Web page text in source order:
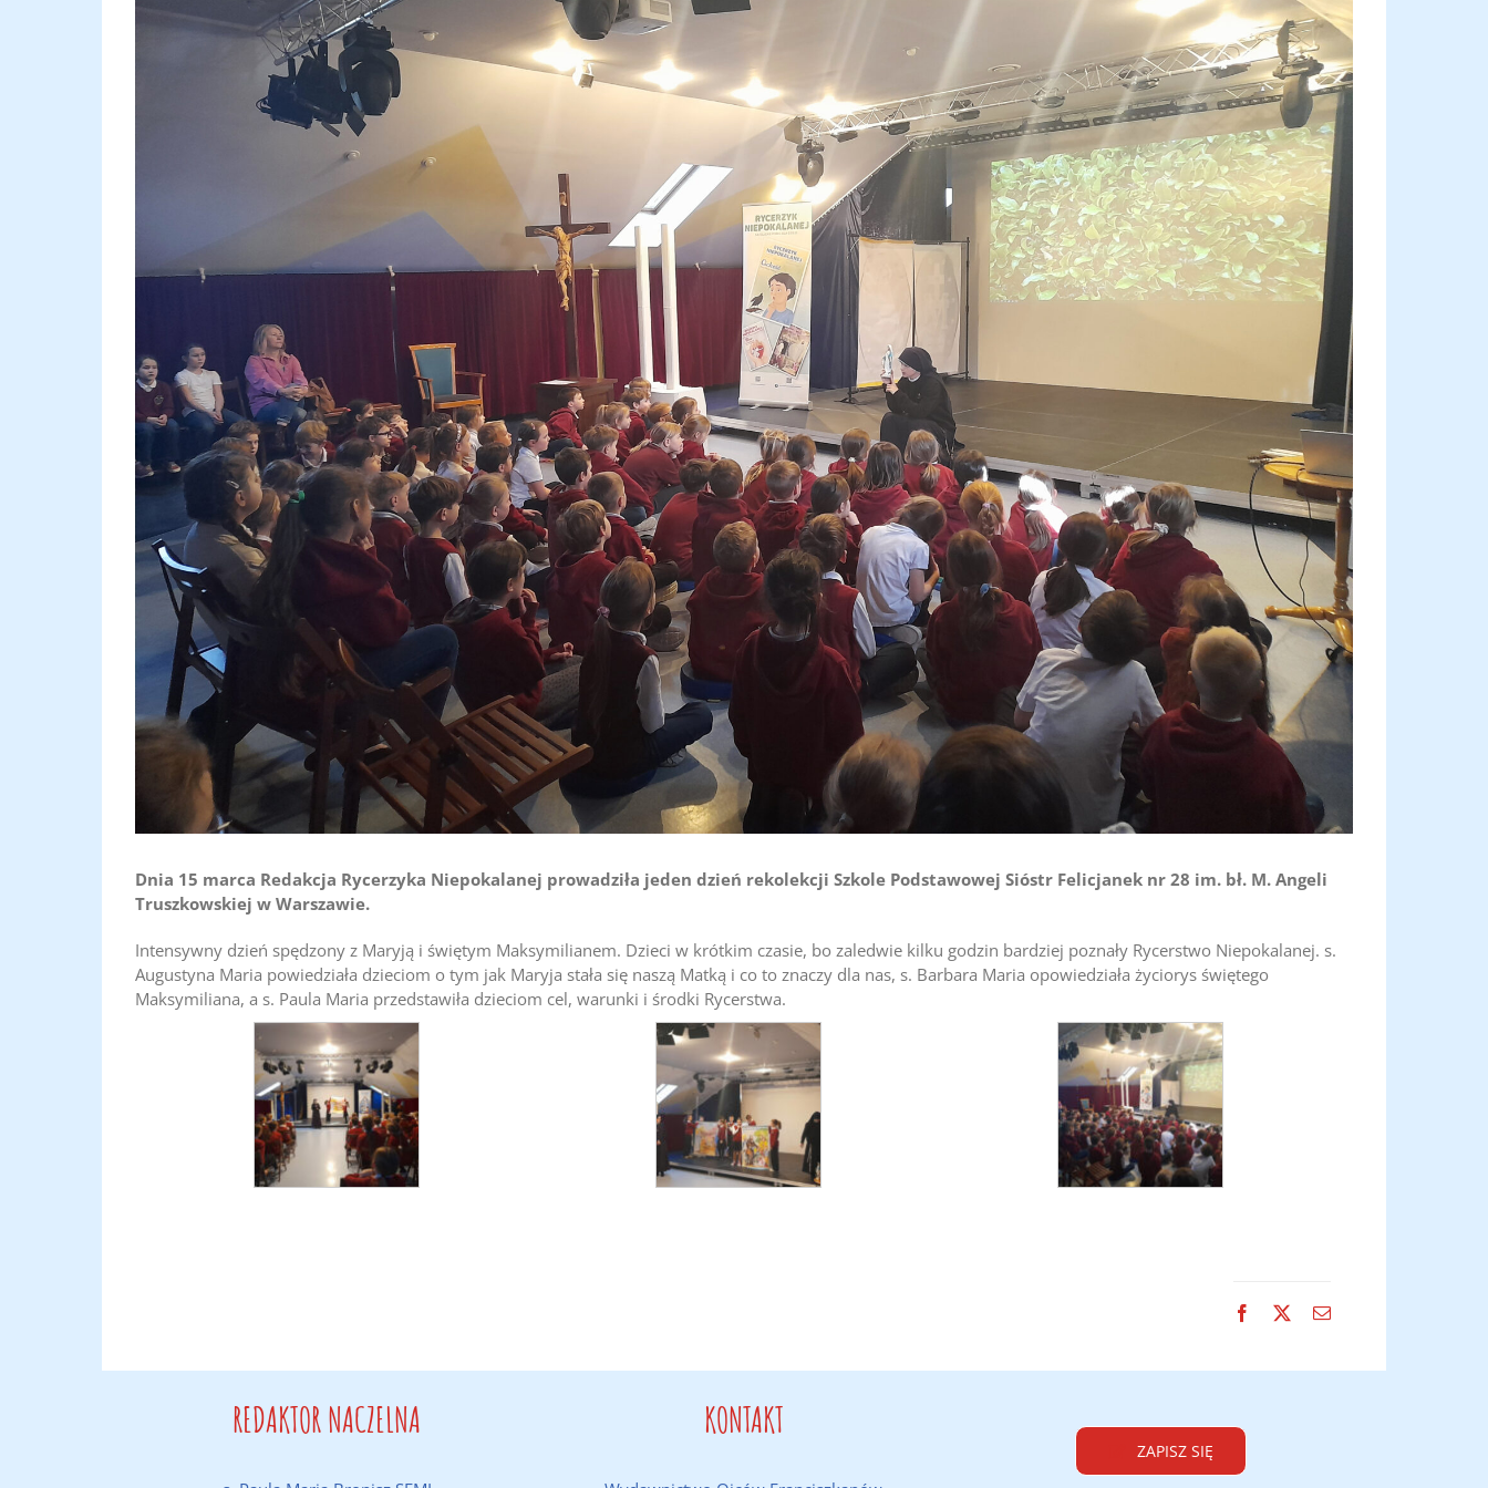
Dnia 15 marca Redakcja Rycerzyka Niepokalanej prowadziła jeden dzień rekolekcji Szkole Podstawowej Sióstr Felicjanek nr 28 im. bł. M. Angeli
Truszkowskiej w Warszawie.
Intensywny dzień spędzony z Maryją i świętym Maksymilianem. Dzieci w krótkim czasie, bo zaledwie kilku godzin bardziej poznały Rycerstwo Niepokalanej. s.
Augustyna Maria powiedziała dzieciom o tym jak Maryja stała się naszą Matką i co to znaczy dla nas, s. Barbara Maria opowiedziała życiorys świętego
Maksymiliana, a s. Paula Maria przedstawiła dzieciom cel, warunki i środki Rycerstwa.
Facebook Email
REDAKTOR NACZELNA KONTAKT
ZAPISZ SIĘ